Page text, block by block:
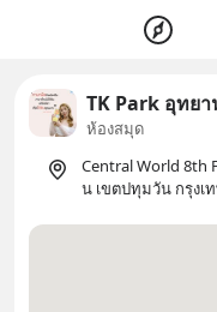
TK Park อุทยา
ห้องสมุด
Central World 8th
น เขตปทุมวัน กรุงเ